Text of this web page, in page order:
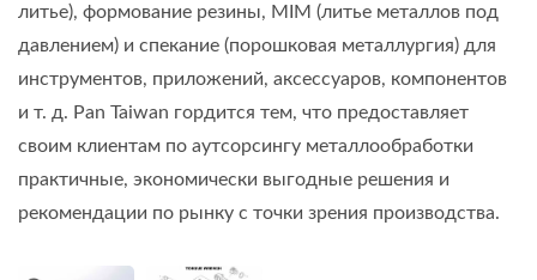
литье), формование резины, MIM (литье металлов под
давлением) и спекание (порошковая металлургия) для
инструментов, приложений, аксессуаров, компонентов
и т. д. Pan Taiwan гордится тем, что предоставляет
своим клиентам по аутсорсингу металлообработки
практичные, экономически выгодные решения и
рекомендации по рынку с точки зрения производства.